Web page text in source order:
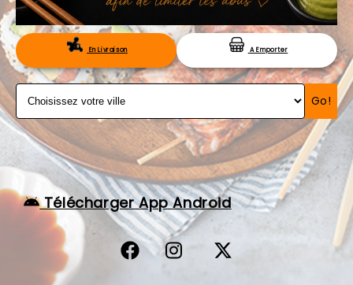
C.G.V
RÉSERVATIONEn Livraison A Emporter
Go!
Télécharger App Android